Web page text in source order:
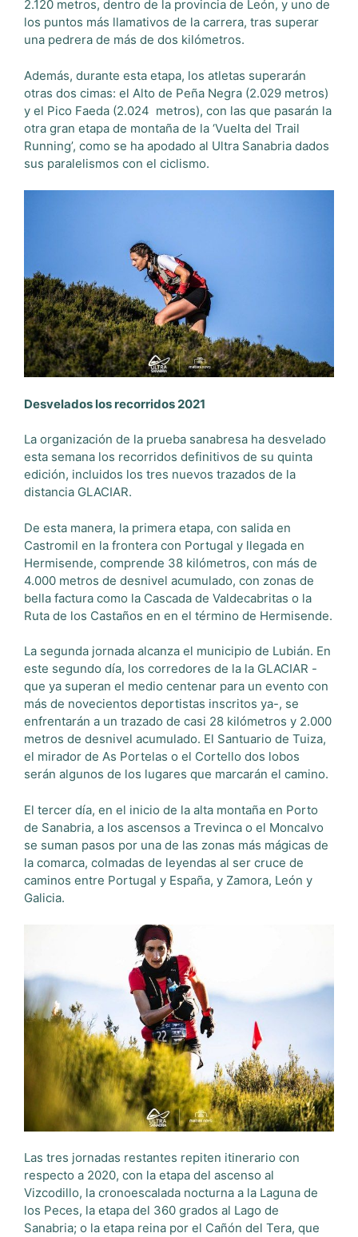
2.120 metros, dentro de la provincia de León, y uno de
los puntos más llamativos de la carrera, tras superar
una pedrera de más de dos kilómetros.
Además, durante esta etapa, los atletas superarán
otras dos cimas: el Alto de Peña Negra (2.029 metros)
y el Pico Faeda (2.024 metros), con las que pasarán la
otra gran etapa de montaña de la ‘Vuelta del Trail
Running’, como se ha apodado al Ultra Sanabria dados
sus paralelismos con el ciclismo.
Desvelados los recorridos 2021
La organización de la prueba sanabresa ha desvelado
esta semana los recorridos definitivos de su quinta
edición, incluidos los tres nuevos trazados de la
distancia GLACIAR.
De esta manera, la primera etapa, con salida en
Castromil en la frontera con Portugal y llegada en
Hermisende, comprende 38 kilómetros, con más de
4.000 metros de desnivel acumulado, con zonas de
bella factura como la Cascada de Valdecabritas o la
Ruta de los Castaños en en el término de Hermisende.
La segunda jornada alcanza el municipio de Lubián. En
este segundo día, los corredores de la la GLACIAR -
que ya superan el medio centenar para un evento con
más de novecientos deportistas inscritos ya-, se
enfrentarán a un trazado de casi 28 kilómetros y 2.000
metros de desnivel acumulado. El Santuario de Tuiza,
el mirador de As Portelas o el Cortello dos lobos
serán algunos de los lugares que marcarán el camino.
El tercer día, en el inicio de la alta montaña en Porto
de Sanabria, a los ascensos a Trevinca o el Moncalvo
se suman pasos por una de las zonas más mágicas de
la comarca, colmadas de leyendas al ser cruce de
caminos entre Portugal y España, y Zamora, León y
Galicia.
Las tres jornadas restantes repiten itinerario con
respecto a 2020, con la etapa del ascenso al
Vizcodillo, la cronoescalada nocturna a la Laguna de
los Peces, la etapa del 360 grados al Lago de
Sanabria; o la etapa reina por el Cañón del Tera, que